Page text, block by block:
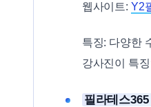
웹사이트: Y2
특징: 다양한
강사진이 특
필라테스